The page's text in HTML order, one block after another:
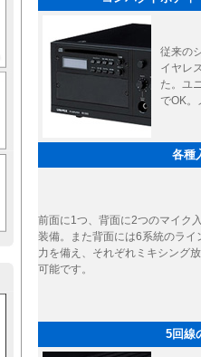
従来の
イヤレ
た。ユ
でOK。
各種
前面に1つ、背面に2つのマイク
装備。また背面には6系統のライ
力を備え、それぞれミキシング
可能です。
5回線